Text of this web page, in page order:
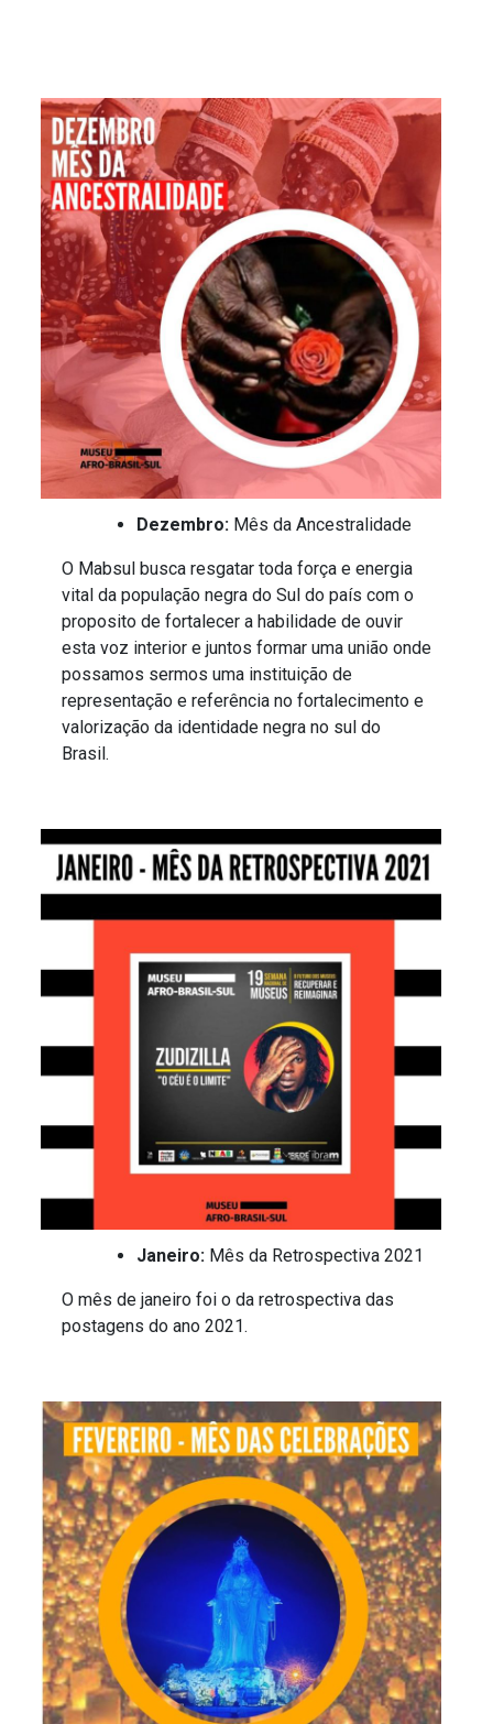
Dezembro:Mês da Ancestralidade
O Mabsul busca resgatar toda força e energia
vital da população negra do Sul do país com o
proposito de fortalecer a habilidade de ouvir
esta voz interior e juntos formar uma união onde
possamos sermos uma instituição de
representação e referência no fortalecimento e
valorização da identidade negra no sul do
Brasil.
Janeiro:Mês da Retrospectiva 2021
O mês de janeiro foi o da retrospectiva das
postagens do ano 2021.